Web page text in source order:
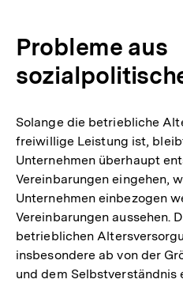
Probleme aus
Solange die betriebliche
freiwillige Leistung ist,
Unternehmen überhaupt
Vereinbarungen eingehen,
Unternehmen einbezogen
Vereinbarungen aussehen.
betrieblichen
insbesondere ab von der
und dem Selbstverständnis